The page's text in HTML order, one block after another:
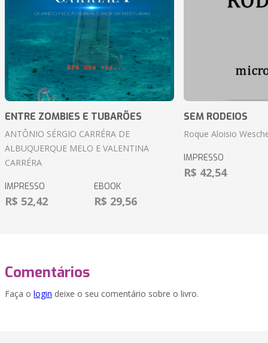
ENTRE ZOMBIES E TUBARÕES
ANTÔNIO SÉRGIO CARRÉRA DE
ALBUQUERQUE MELO E VALENTINA
CARRÉRA
IMPRESSO
R$ 52,42
EBOOK
R$ 29,56
SEM RODEIOS
Roque Aloisio
IMPRESSO
R$ 42,54
Comentários
Faça o login deixe o seu comentário sobre o livro.